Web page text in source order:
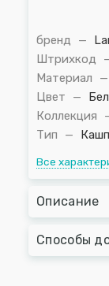
бренд —
Штрихкод
Материал
—
Цвет
—
Коллекция
Тип
—
Все
Описание
Способы